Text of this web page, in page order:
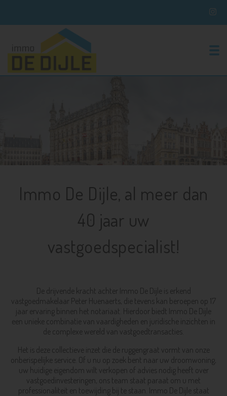
Immo De Dijle, al meer dan
40 jaar uw
vastgoedspecialist!
De drijvende kracht achter Immo De Dijle is erkend
vastgoedmakelaar Peter Huenaerts, die tevens kan beroepen op 17
jaar ervaring binnen het notariaat. Hierdoor biedt Immo De Dijle
een unieke combinatie van vaardigheden en juridische inzichten in
de complexe wereld van vastgoedtransacties.
Het is deze collectieve inzet die de ruggengraat vormt van onze
onberispelijke service. Of u nu op zoek bent naar uw droomwoning,
uw huidige eigendom wilt verkopen of advies nodig heeft over
vastgoedinvesteringen, ons team staat paraat om u met
professionaliteit en toewijding bij te staan. Immo De Dijle staat